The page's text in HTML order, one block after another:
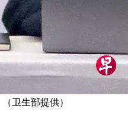
卫生部提供）